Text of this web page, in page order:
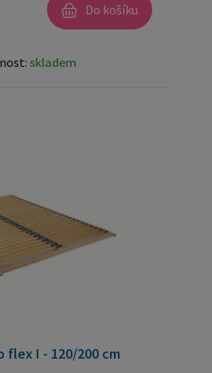
Do košíku
skladem
flex I - 120/200 cm